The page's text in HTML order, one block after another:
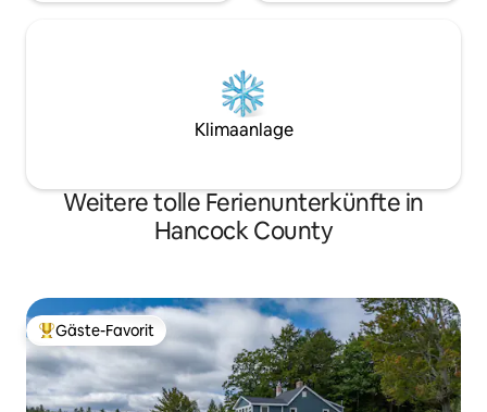
Klimaanlage
Weitere tolle Ferienunterkünfte in
Hancock County
Beliebter Gäste-Favorit.
Gäste-Favorit